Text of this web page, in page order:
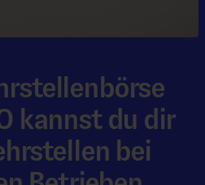
kannst du dir
bei